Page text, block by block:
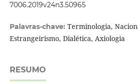
7006.2019v24n3.50965
Palavras-chave: Terminologia,
Estrangeirismo, Dialética, Axiologia
RESUMO